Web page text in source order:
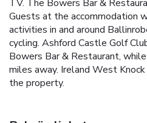
TV. The Bowers Bar &
Guests at the accommodation
activities in and around
cycling. Ashford Castle Golf
Bowers Bar & Restaurant,
miles away. Ireland West
the property.